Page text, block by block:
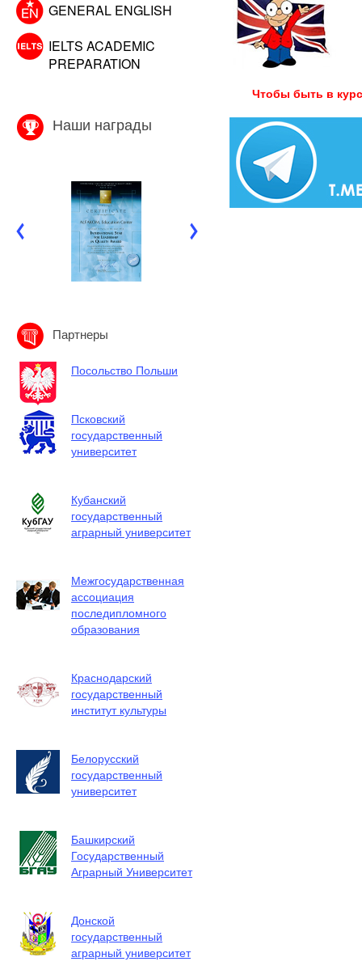
GENERAL ENGLISH
IELTS ACADEMIC
PREPARATION
Наши награды
Партнеры
Посольство Польши
Псковский
государственный
университет
Кубанский
государственный
аграрный университет
Межгосударственная
ассоциация
последипломного
образования
Краснодарский
государственный
институт культуры
Белорусский
государственный
университет
Башкирский
Государственный
Аграрный Университет
Донской
государственный
аграрный университет
Чтобы быть в